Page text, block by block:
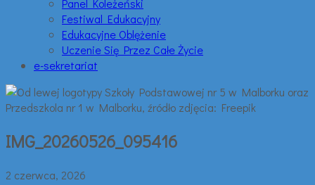
Panel Koleżeński
Festiwal Edukacyjny
Edukacyjne Oblężenie
Uczenie Się Przez Całe Życie
e-sekretariat
IMG_20260526_095416
2 czerwca, 2026